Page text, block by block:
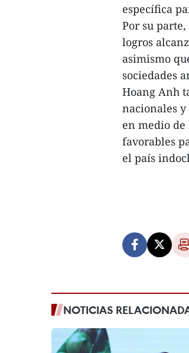
específica
Por su
logros
asimismo
sociedades
Hoang Anh
nacionales
en medio
favorables
el país
NOTICIAS